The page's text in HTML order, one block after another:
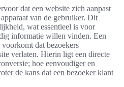
dat een website zich aanpast
van de gebruiker. Dit
wat essentieel is voor
informatie willen vinden. Een
dat bezoekers
verlaten. Hierin ligt een directe
hoe eenvoudiger en
de kans dat een bezoeker klant